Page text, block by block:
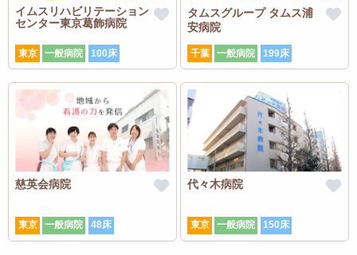
イムスリハビリテーション
センター東京葛飾病院
東京 一般病院 100床
タムスグループ タムス浦
安病院
千葉 一般病院 199床
慈英会病院
東京 一般病院 48床
代々木病院
東京 一般病院 150床